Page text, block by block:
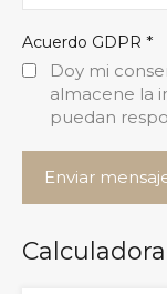
Acuerdo GDPR *
Doy mi
almacene la
puedan